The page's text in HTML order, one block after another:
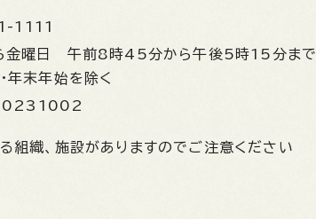
1111
金曜日 午前8時45分から午後5時15分まで
年末年始を除く
組織、施設がありますのでご注意ください